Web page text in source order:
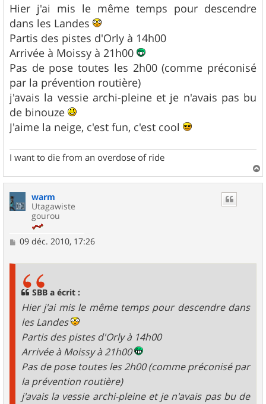
s
s
a
g
e
Hier j'ai mis le même temps pour descendre
dans les Landes
Partis des pistes d'Orly à 14h00
Arrivée à Moissy à 21h00
Pas de pose toutes les 2h00 (comme préconisé
par la prévention routière)
j'avais la vessie archi-pleine et je n'avais pas bu
de binouze
J'aime la neige, c'est fun, c'est cool
I want to die from an overdose of ride
a
warm
Utagawiste
gourou
M
09 déc. 2010, 17:26
SBB a écrit :
Hier j'ai mis le même temps pour descendre dans
les Landes
Partis des pistes d'Orly à 14h00
Arrivée à Moissy à 21h00
Pas de pose toutes les 2h00 (comme préconisé par
la prévention routière)
j'avais la vessie archi-pleine et je n'avais pas bu de